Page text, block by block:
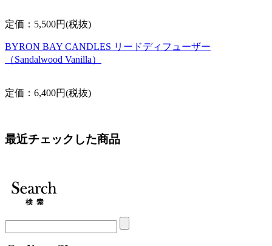
定価：5,500円(税抜)
BYRON BAY CANDLES リードディフューザー
（Sandalwood Vanilla）
定価：6,400円(税抜)
最近チェックした商品